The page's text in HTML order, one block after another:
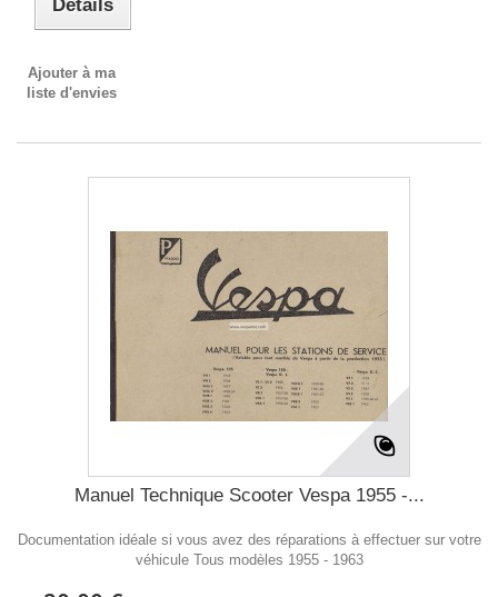
Détails
Ajouter à ma
liste d'envies
Manuel Technique Scooter Vespa 1955 -...
Documentation idéale si vous avez des réparations à effectuer sur votre
véhicule Tous modèles 1955 - 1963